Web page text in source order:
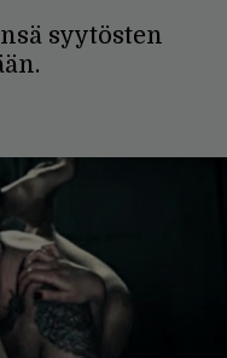
syytösten